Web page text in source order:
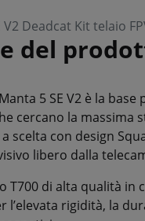
Deadcat Kit telaio
del
5 SE V2 è la
cercano la massima
scelta con design
libero dalla
T700 di alta qualità
l’elevata rigidità, la